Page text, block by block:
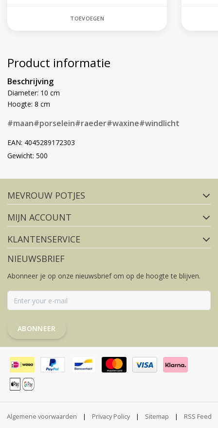
TOEVOEGEN
Product informatie
Beschrijving
Diameter: 10 cm
Hoogte: 8 cm
#maan#porselein#raeder#waxine#windlicht
EAN: 4045289172303
Gewicht: 500
Volg ons op social media
FACEBOOK
MEVROUW POTJES
MIJN ACCOUNT
KLANTENSERVICE
NIEUWSBRIEF
Abonneer je op onze nieuwsbrief om op de hoogte te blijven.
ABONNEER
Algemene voorwaarden | Privacy Policy | Sitemap | RSS Feed